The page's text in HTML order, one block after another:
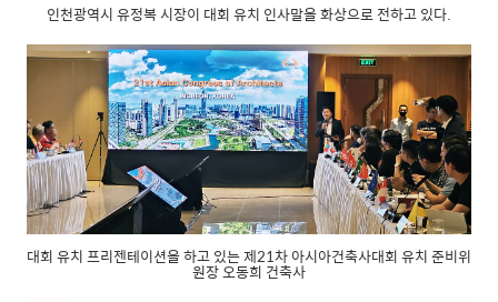
인천광역시 유정복 시장이 대회 유치 인사말을 화상으로 전하고 있다.
대회 유치 프리젠테이션을 하고 있는 제21차 아시아건축사대회 유치 준비위
원장 오동희 건축사